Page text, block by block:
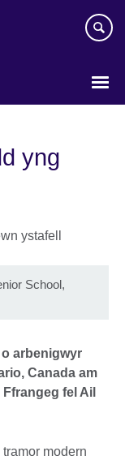
yng
School,
arbenigwyr
Canada am
fel Ail
modern